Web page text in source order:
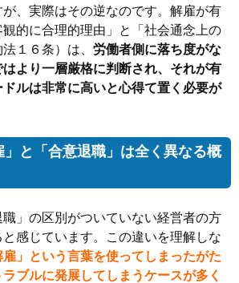
、実際はその逆なのです。解雇が有
的に合理的理由」と「社会通念上の
１６条）は、 労働者側に落ち度がな
より一層厳格に判断され、それが有
ルは非常に高いと心得て置く必要が
と「合意退職」は全く異なる概
職」の区別がついていない経営者の方
感じています。この違いを理解しな
」という言葉を使ってしまったがた
ブルに発展してしまうケースが多く